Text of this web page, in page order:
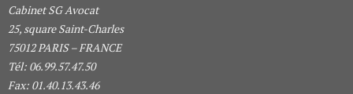
Cabinet SG Avocat
25, square Saint-Charles
75012 PARIS – FRANCE
Tél: 06.99.57.47.50
Fax: 01.40.13.43.46